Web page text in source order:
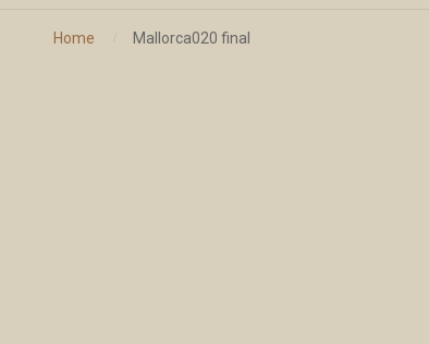
Home Mallorca020 final